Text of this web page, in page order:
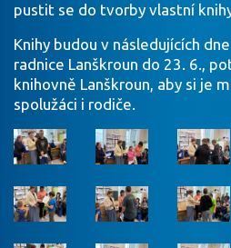
pustit se do tvorby vlastní
Knihy budou v následujících
radnice Lanškroun do 23. 6.,
knihovně Lanškroun, aby si je
spolužáci i rodiče.